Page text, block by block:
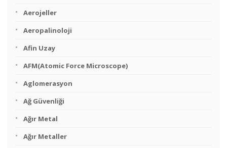
Aerojeller
Aeropalinoloji
Afin Uzay
AFM(Atomic Force Microscope)
Aglomerasyon
Ağ Güvenliği
Ağır Metal
Ağır Metaller